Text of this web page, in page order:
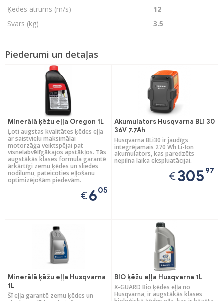
Ķēdes ātrums (m/s)
12
Svars (kg)
3.5
Piederumi un detaļas
Minerālā ķēžu eļļa Oregon 1L
Ļoti augstas kvalitātes ķēdes eļļa
ar saistvielu maksimālai
motorzāģa veiktspējai pat
visnelabvēlīgākajos apstākļos. Tās
augstākās klases formula garantē
ārkārtīgi zemu ķēdes un sliedes
nodilumu, pateicoties eļļošanu
optimizējošām piedevām.
€605
Akumulators Husqvarna BLi 30
36V 7.7Ah
Husqvarna BLi30 ir jaudīgs
integrējamais 270 Wh Li-Ion
akumulators, kas paredzēts
nepilna laika ekspluatācijai.
€305 97
Minerālā ķēžu eļļa Husqvarna
1L
Šī eļļa garantē zemu ķēdes un
BIO ķēžu eļļa Husqvarna 1L
X-GUARD Bio ķēdes eļļa no
Husqvarna, ir augstākās klases